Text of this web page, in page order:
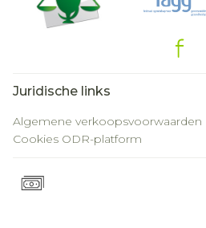
Juridische links
Algemene verkoopsvoorwaarden
Cookies ODR-platform